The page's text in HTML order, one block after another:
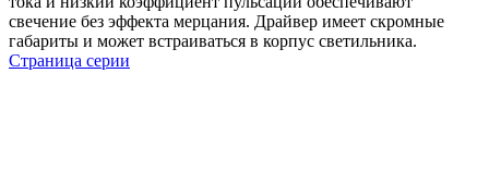
свечение без эффекта мерцания. Драйвер имеет скромные
габариты и может встраиваться в корпус светильника.
Страница серии